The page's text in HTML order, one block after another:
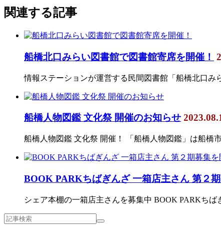
関連する記事
船橋北口みらい図書館で図書館寄席を開催！
情報ステーションが運営する民間図書館「船橋北口
船橋人物図鑑 文化祭 開催のお知らせ
船橋人物図鑑 文化祭 開催！ 「船橋人物図鑑」は船
BOOK PARKちばぎんざ 一箱店主さん 第２期
シェア本棚の一箱店主さんを募集中 BOOK PARKち